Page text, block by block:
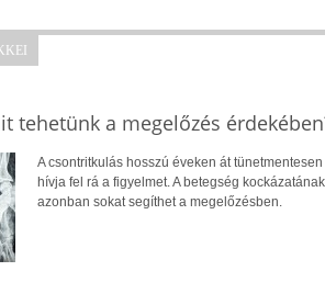
tehetünk a megelőzés
A csontritkulás hosszú éveken át
hívja fel rá a figyelmet. A betegség
azonban sokat segíthet a megelőzésben.